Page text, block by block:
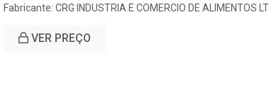
Fabricante: CRG INDUSTRIA E COMERCIO DE ALIMENTOS
VER PREÇO